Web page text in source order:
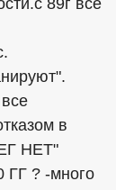
89г всё
в
НЕТ"
? -много